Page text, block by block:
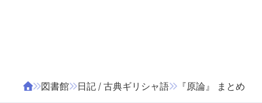
図書館 日記 / 古典ギリシャ語 『原論』 まとめ